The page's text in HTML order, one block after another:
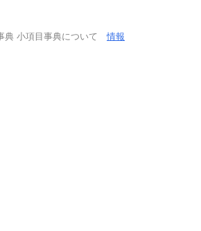
典 小項目事典について情報